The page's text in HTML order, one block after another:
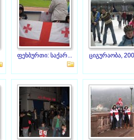
ფეხბურთი: საქარ... ციგურაობა,